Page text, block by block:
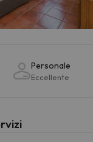
Personale
Eccellente